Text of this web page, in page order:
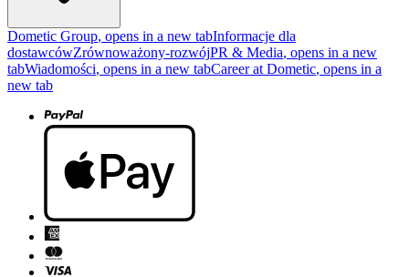
Dometic Group, opens in a new tabInformacje dla
dostawcówZrównoważony-rozwójPR & Media, opens in a new
tabWiadomości, opens in a new tabCareer at Dometic, opens in a
new tab